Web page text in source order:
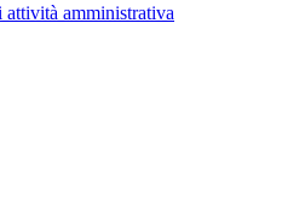
attività amministrativa